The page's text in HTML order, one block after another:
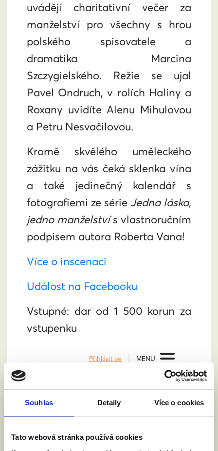
Souhlas Detaily Více o cookies
Tato webová stránka používá cookies
uvádějí charitativní večer za
manželství pro všechny s hrou
polského spisovatele a
dramatika Marcina
Szczygielského. Režie se ujal
Pavel Ondruch, v rolích Haliny a
Roxany uvidíte Alenu Mihulovou
a Petru Nesvačilovou.
Kromě skvělého uměleckého
zážitku na vás čeká sklenka vína
a také jedinečný kalendář s
fotografiemi ze série Jedna láska,
jedno manželstvís vlastnoručním
podpisem autora Roberta Vana!
Více o inscenaci
Událost na Facebooku
Vstupné: dar od 1 500 korun za
vstupenku